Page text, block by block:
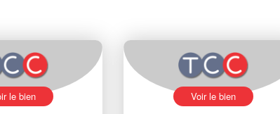
le bien Voir le bien